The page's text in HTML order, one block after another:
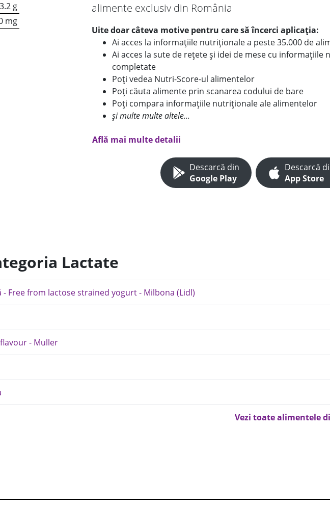
3.2 g
mg
alimente exclusiv din România
Uite doar câteva motive pentru care să încerci aplicația:
Ai acces la informațiile nutriționale a peste 35.000 de
Ai acces la sute de rețete și idei de mese cu informațiile
completate
Poți vedea Nutri-Score-ul alimentelor
Poți căuta alimente prin scanarea codului de bare
Poți compara informațiile nutriționale ale alimentelor
și multe multe altele...
Află mai multe detalii
Descarcă din
Google Play
Descarcă
App Store
Lactate
Free from lactose strained yogurt - Milbona (Lidl)
- Muller
Vezi toate alimentele